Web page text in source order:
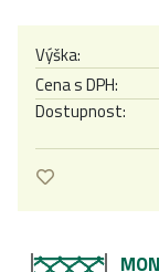
Výška:
Cena s DPH:
Dostupnost: